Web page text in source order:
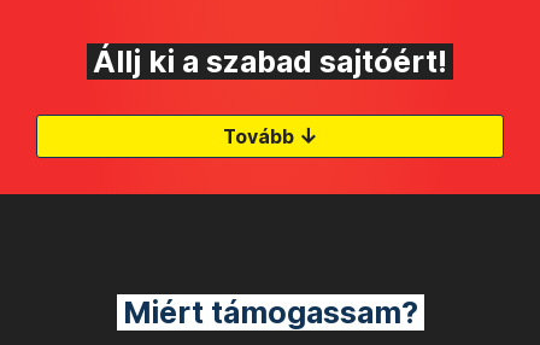
Állj ki a szabad sajtóért!
Tovább ↓
Miért támogassam?